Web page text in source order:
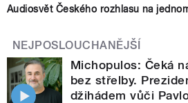
Audiosvět Českého rozhlasu na
NEJPOSLOUCHANĚJŠÍ
Michopulos: Čeká
bez střelby.
džihádem vůči